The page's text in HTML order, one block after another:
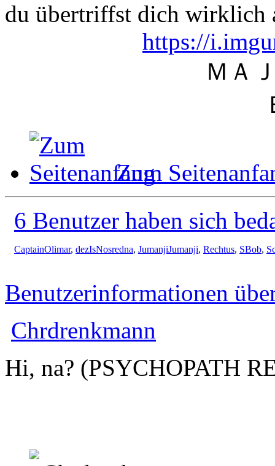
du übertriffst dich wirklich
https://
ＭＡ
Zum
6 Benutzer haben sich
CaptainOlimar, dezIsNosredna, JumanjiJumanji, Rechtus, SBob,
Benutzerinformationen
Chrdrenkmann
Hi, na? (PSYCHOPATH